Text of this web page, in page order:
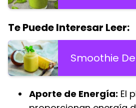
Te Puede Interesar Leer:
Smoothie
Aporte de Energía: El